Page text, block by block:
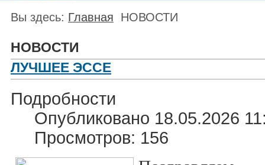
Вы здесь: Главная НОВОСТИ
НОВОСТИ
ЛУЧШЕЕ ЭССЕ
Подробности
Опубликовано 18.05.2026
Просмотров: 156